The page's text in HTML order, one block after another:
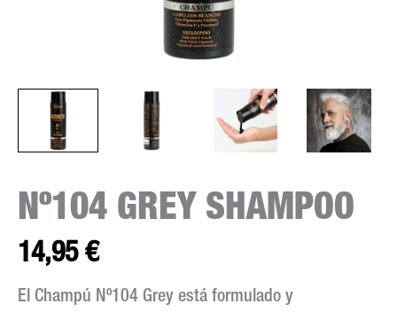
Nº104 GREY SHAMPOO
14,95€
El Champú Nº104 Grey está formulado y